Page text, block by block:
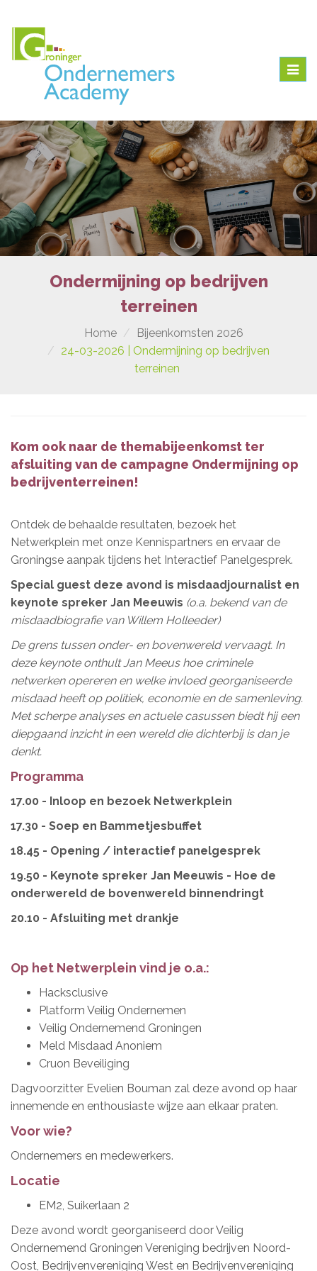
Ondermijning op bedrijven
terreinen
Home
Bijeenkomsten 2026
24-03-2026 | Ondermijning op bedrijven
terreinen
Kom ook naar de themabijeenkomst ter
afsluiting van de campagne Ondermijning op
bedrijventerreinen!
Ontdek de behaalde resultaten, bezoek het
Netwerkplein met onze Kennispartners en ervaar de
Groningse aanpak tijdens het Interactief Panelgesprek.
Special guest deze avond is misdaadjournalist en
keynote spreker Jan Meeuwis (o.a. bekend van de
misdaadbiografie van Willem Holleeder)
De grens tussen onder- en bovenwereld vervaagt. In
deze keynote onthult Jan Meeus hoe criminele
netwerken opereren en welke invloed georganiseerde
misdaad heeft op politiek, economie en de samenleving.
Met scherpe analyses en actuele casussen biedt hij een
diepgaand inzicht in een wereld die dichterbij is dan je
denkt.
Programma
17.00 - Inloop en bezoek Netwerkplein
17.30 - Soep en Bammetjesbuffet
18.45 - Opening / interactief panelgesprek
19.50 - Keynote spreker Jan Meeuwis - Hoe de
onderwereld de bovenwereld binnendringt
20.10 - Afsluiting met drankje
Op het Netwerplein vind je o.a.:
Hacksclusive
Platform Veilig Ondernemen
Veilig Ondernemend Groningen
Meld Misdaad Anoniem
Cruon Beveiliging
Dagvoorzitter Evelien Bouman zal deze avond op haar
innemende en enthousiaste wijze aan elkaar praten.
Voor wie?
Ondernemers en medewerkers.
Locatie
EM2, Suikerlaan 2
Deze avond wordt georganiseerd door Veilig
Ondernemend Groningen Vereniging bedrijven Noord-
Oost, Bedrijvenvereniging West en Bedrijvenvereniging